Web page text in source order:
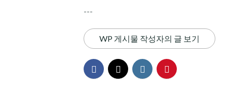
---
WP 게시물 작성자의 글 보기